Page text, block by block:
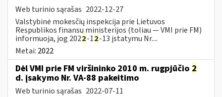
Web turinio sąrašas 2022-12-27
Valstybinė mokesčių inspekcija prie Lietuvos
Respublikos finansų ministerijos (toliau — VMI prie FM)
informuoja, jog 2022-12-13 įstatymu Nr....
Metai: 2022
Dėl VMI prie FM viršininko 2010 m. rugpjūčio 2
d. įsakymo Nr. VA-88 pakeitimo
Web turinio sąrašas 2022-07-11